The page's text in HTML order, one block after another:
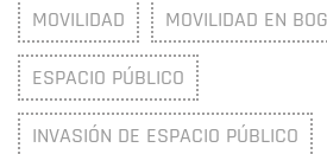
MOVILIDAD MOVILIDAD EN
ESPACIO PÚBLICO
INVASIÓN DE ESPACIO PÚBLICO